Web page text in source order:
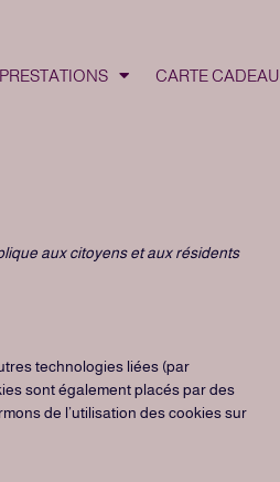
CARTE CADEAU
aux citoyens et aux résidents
technologies liées (par
sont également placés par des
de l’utilisation des cookies sur